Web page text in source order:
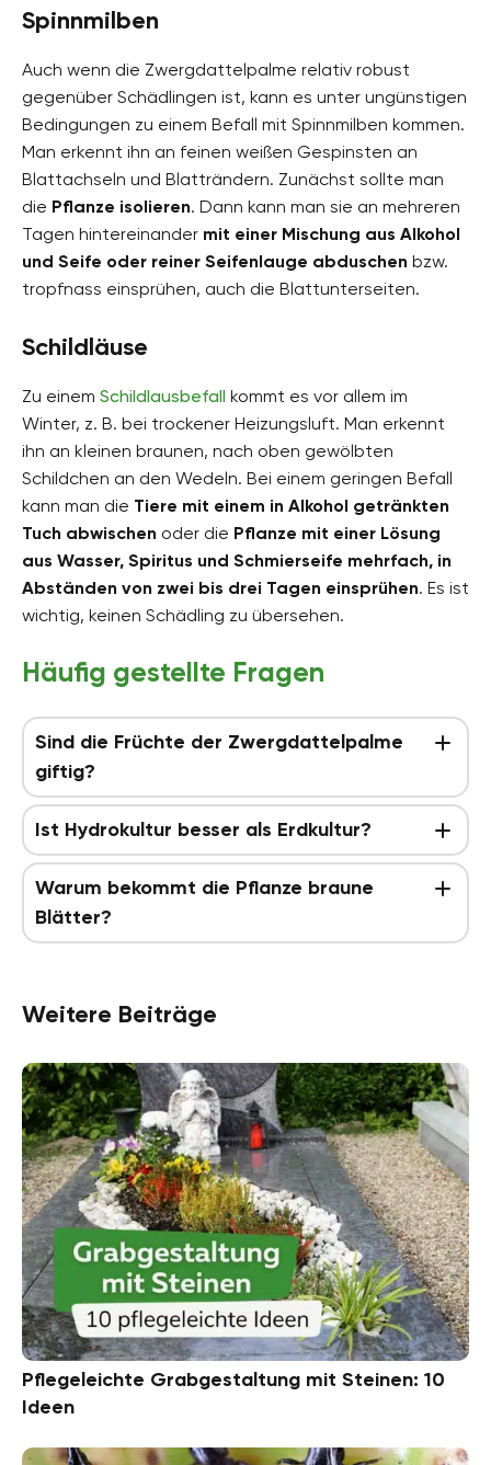
Spinnmilben
Auch wenn die Zwergdattelpalme relativ robust
gegenüber Schädlingen ist, kann es unter ungünstigen
Bedingungen zu einem Befall mit Spinnmilben kommen.
Man erkennt ihn an feinen weißen Gespinsten an
Blattachseln und Blatträndern. Zunächst sollte man
die Pflanze isolieren. Dann kann man sie an mehreren
Tagen hintereinander mit einer Mischung aus Alkohol
und Seife oder reiner Seifenlauge abduschen bzw.
tropfnass einsprühen, auch die Blattunterseiten.
Schildläuse
Zu einem Schildlausbefall kommt es vor allem im
Winter, z. B. bei trockener Heizungsluft. Man erkennt
ihn an kleinen braunen, nach oben gewölbten
Schildchen an den Wedeln. Bei einem geringen Befall
kann man die Tiere mit einem in Alkohol getränkten
Tuch abwischen oder die Pflanze mit einer Lösung
aus Wasser, Spiritus und Schmierseife mehrfach, in
Abständen von zwei bis drei Tagen einsprühen. Es ist
wichtig, keinen Schädling zu übersehen.
Häufig gestellte Fragen
Sind die Früchte der Zwergdattelpalme
giftig?
Ist Hydrokultur besser als Erdkultur?
Warum bekommt die Pflanze braune
Blätter?
Weitere Beiträge
Pflegeleichte Grabgestaltung mit Steinen: 10
Ideen